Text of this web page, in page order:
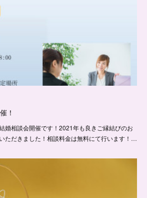
！
相談会開催です！2021年も良きご縁結びのお
ただきました！相談料金は無料にて行います！…